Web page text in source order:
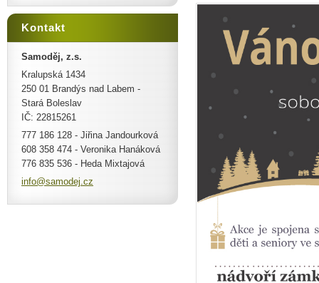
Kontakt
Samoděj, z.s.
Kralupská 1434
250 01 Brandýs nad Labem -
Stará Boleslav
IČ: 22815261
777 186 128 - Jiřina Jandourková
608 358 474 - Veronika Hanáková
776 835 536 - Heda Mixtajová
info@samodej.cz